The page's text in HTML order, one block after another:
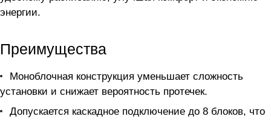
энергии.
Преимущества
Моноблочная конструкция уменьшает сложность
установки и снижает вероятность протечек.
Допускается каскадное подключение до 8 блоков, что